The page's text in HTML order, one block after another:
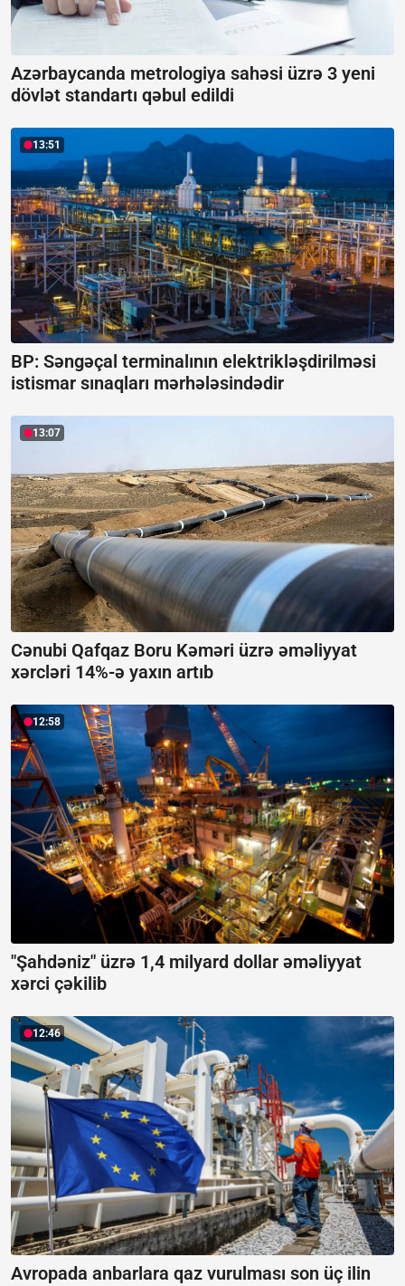
Azərbaycanda metrologiya sahəsi üzrə 3 yeni
dövlət standartı qəbul edildi
13:51
BP: Səngəçal terminalının elektrikləşdirilməsi
istismar sınaqları mərhələsindədir
13:07
Cənubi Qafqaz Boru Kəməri üzrə əməliyyat
xərcləri 14%-ə yaxın artıb
12:58
"Şahdəniz" üzrə 1,4 milyard dollar əməliyyat
xərci çəkilib
12:46
Avropada anbarlara qaz vurulması son üç ilin